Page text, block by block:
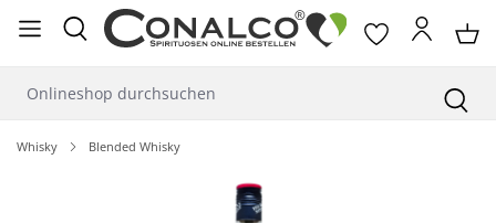
springen
Whisky Blended Whisky